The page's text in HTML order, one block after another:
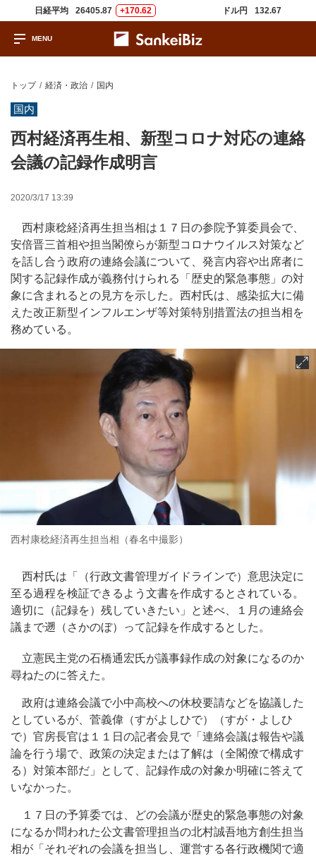
日経平均 26405.87 +170.62 ドル円 132.67
トップ 経済・政治 国内
国内
西村経済再生相、新型コロナ対応の連絡
会議の記録作成明言
2020/3/17 13:39
西村康稔経済再生担当相は１７日の参院予算委員会で、
安倍晋三首相や担当閣僚らが新型コロナウイルス対策など
を話し合う政府の連絡会議について、発言内容や出席者に
関する記録作成が義務付けられる「歴史的緊急事態」の対
象に含まれるとの見方を示した。西村氏は、感染拡大に備
えた改正新型インフルエンザ等対策特別措置法の担当相を
務めている。
西村康稔経済再生担当相（春名中撮影）
西村氏は「（行政文書管理ガイドラインで）意思決定に
至る過程を検証できるよう文書を作成するとされている。
適切に（記録を）残していきたい」と述べ、１月の連絡会
議まで遡（さかのぼ）って記録を作成するとした。
立憲民主党の石橋通宏氏が議事録作成の対象になるのか
尋ねたのに答えた。
政府は連絡会議で小中高校への休校要請などを協議した
としているが、菅義偉（すがよしひで）（すが・よしひ
で）官房長官は１１日の記者会見で「連絡会議は報告や議
論を行う場で、政策の決定または了解は（全閣僚で構成す
る）対策本部だ」として、記録作成の対象か明確に答えて
いなかった。
１７日の予算委では、どの会議が歴史的緊急事態の対象
になるか問われた公文書管理担当の北村誠吾地方創生担当
相が「それぞれの会議を担当し、運営する各行政機関で適